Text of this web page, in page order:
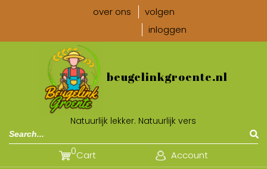
over ons
volgen
inloggen
beugelinkgroente.nl
Natuurlijk lekker. Natuurlijk vers
Cart
0 Account